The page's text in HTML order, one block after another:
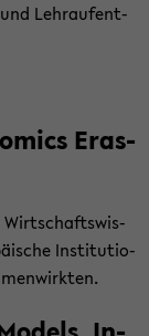
und Lehr­auf­ent­
Eras­
Wirt­schafts­wis­
In­sti­tu­tio­